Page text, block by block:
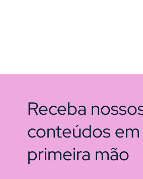
Receba
conteúdos em
primeira mão